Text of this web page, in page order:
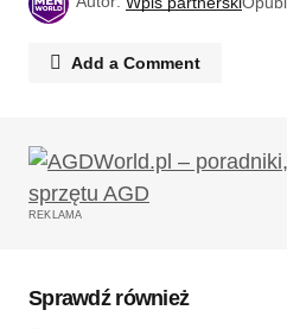
Add a Comment
Twój adres email nie
Wymagane pola są
REKLAMA
Sprawdź również